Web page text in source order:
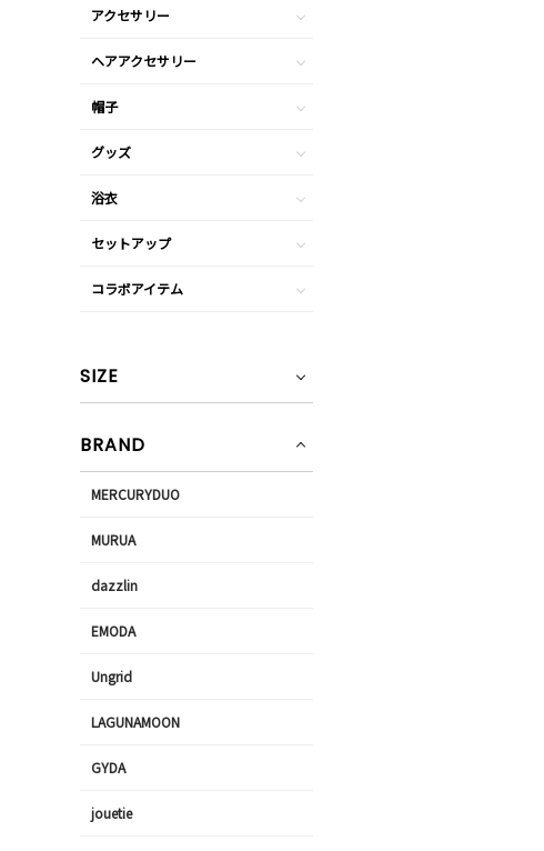
アクセサリー
ヘアアクセサリー
帽子
グッズ
浴衣
セットアップ
コラボアイテム
SIZE
BRAND
MERCURYDUO
MURUA
dazzlin
EMODA
Ungrid
LAGUNAMOON
GYDA
jouetie